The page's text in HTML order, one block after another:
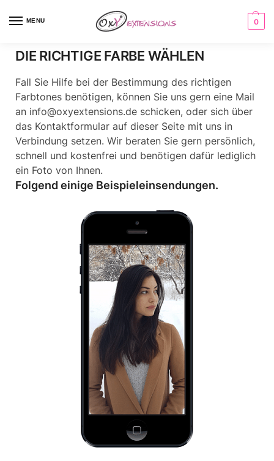
MENU 0
DIE RICHTIGE FARBE WÄHLEN
Fall Sie Hilfe bei der Bestimmung des richtigen
Farbtones benötigen, können Sie uns gern eine Mail
an info@oxyextensions.de schicken, oder sich über
das Kontaktformular auf dieser Seite mit uns in
Verbindung setzen. Wir beraten Sie gern persönlich,
schnell und kostenfrei und benötigen dafür lediglich
ein Foto von Ihnen.
Folgend einige Beispieleinsendungen.